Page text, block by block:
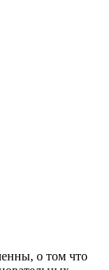
о том что